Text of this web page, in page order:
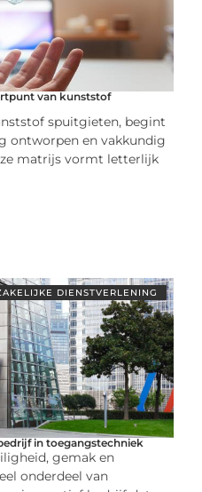
van kunststof
spuitgieten, begint
ontworpen en vakkundig
matrijs vormt letterlijk
DIENSTVERLENING
in toegangstechniek
gemak en
onderdeel van